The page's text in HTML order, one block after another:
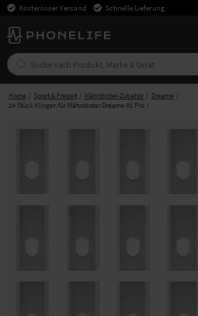
Kostenloser Versand Schnelle Lieferung
Home Sport & Freizeit Mähroboter-Zubehör
Dreame
24 Stück Klingen für Mähroboter Dreame A1 Pro